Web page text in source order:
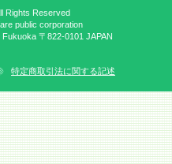
Rights Reserved
public corporation
〒822-0101 JAPAN
特定商取引法に関する記述